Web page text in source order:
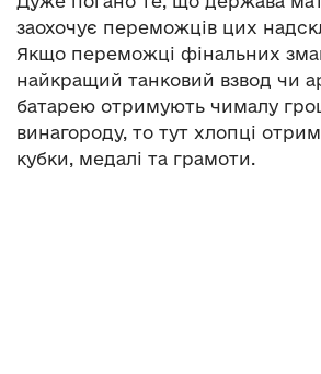
заохочує переможців цих
Якщо переможці фінальних
найкращий танковий взвод чи
батарею отримують чималу
винагороду, то тут хлопці
кубки, медалі та грамоти.